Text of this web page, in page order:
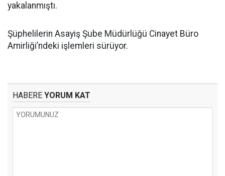
yakalanmıştı.
Şüphelilerin Asayiş Şube Müdürlüğü Cinayet Büro
Amirliği’ndeki işlemleri sürüyor.
HABERE YORUM KAT